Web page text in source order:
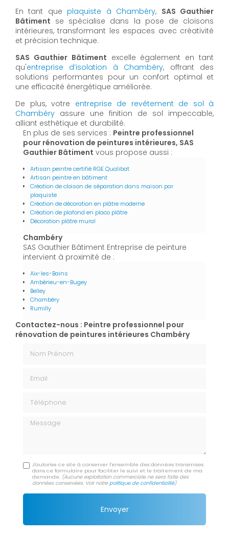
En tant que plaquiste à Chambéry, SAS Gauthier
Bâtiment se spécialise dans la pose de cloisons
intérieures, transformant les espaces avec créativité
et précision technique.
SAS Gauthier Bâtiment excelle également en tant
qu'entreprise d’isolation à Chambéry, offrant des
solutions performantes pour un confort optimal et
une efficacité énergétique améliorée.
De plus, votre entreprise de revêtement de sol à
Chambéry assure une finition de sol impeccable,
alliant esthétique et durabilité.
En plus de ses services : Peintre professionnel
pour rénovation de peintures intérieures, SAS
Gauthier Bâtiment vous propose aussi :
Artisan peintre certifié RGE Qualibat
Artisan peintre en bâtiment
Création de cloison de séparation dans maison par
plaquiste
Création de décoration en plâtre moderne
Création de plafond en placo plâtre
Décoration plâtre mural
Chambéry
SAS Gauthier Bâtiment Entreprise de peinture
intervient à proximité de :
Aix-les-Bains
Ambérieu-en-Bugey
Belley
Chambéry
Rumilly
Contactez-nous : Peintre professionnel pour
rénovation de peintures intérieures Chambéry
Message
J'autorise ce site à conserver l'ensemble des données transmises
dans ce formulaire pour faciliter le suivi et le traitement de ma
demande. (Aucune exploitation commerciale ne sera faite des
données conservées. Voir notrepolitique de confidentialité)